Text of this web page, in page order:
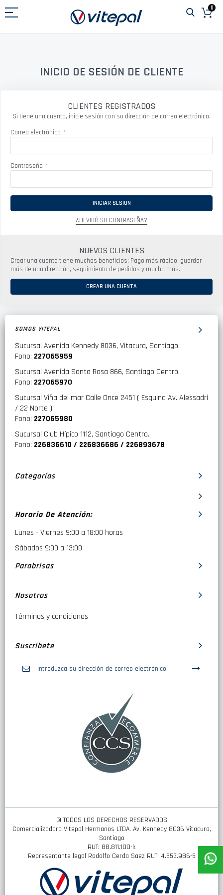
al
0
INICIO DE SESIÓN DE CLIENTE
CLIENTES REGISTRADOS
Si tiene una cuenta, inicie sesión con su dirección de correo electrónico.
Correo electrónico
Contraseña
INICIAR SESIÓN
¿OLVIDÓ SU CONTRASEÑA?
NUEVOS CLIENTES
Crear una cuenta tiene muchos beneficios: Pago más rápido, guardar
más de una dirección, seguimiento de pedidos y mucho más.
CREAR UNA CUENTA
SOMOS VITEPAL
Sucursal Avenida Kennedy 8036, Vitacura, Santiago.
Fono: 227065959
Sucursal Avenida Santa Rosa 866, Santiago Centro.
Fono: 227065970
Sucursal Viña del mar Calle Once 2451 ( Esquina Av. Alessadri
/ 22 Norte ).
Fono: 227065980
Sucursal Club Hípico 1112, Santiago Centro.
Fono: 226836610 / 226836686 / 226893678
Categorías
Horario De Atención:
Lunes - Viernes 9:00 a 18:00 horas
Sábados 9:00 a 13:00
Parabrisas
Nosotros
Términos y condiciones
Suscribete
© TODOS LOS DERECHOS RESERVADOS
Comercializadora Vitepal Hermanos LTDA. Av. Kennedy 8036 Vitacura,
Santiago
RUT: 88.811.100-k
Representante legal Rodolfo Cerda Saez RUT: 4.553.986-5